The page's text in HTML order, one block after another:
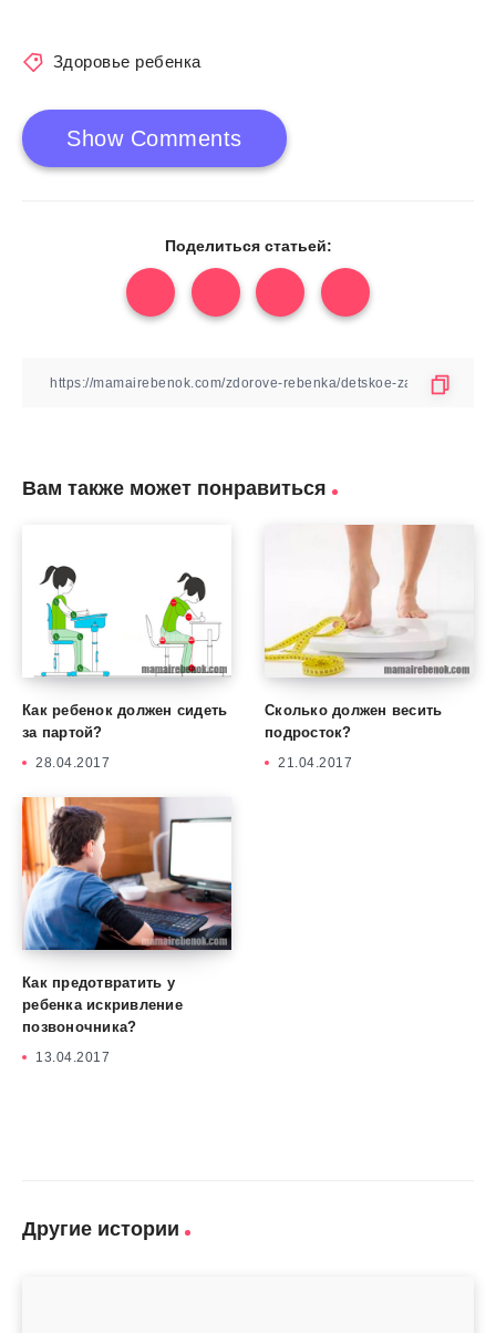
Здоровье ребенка
Show Comments
Поделиться статьей:
Вам также может понравиться
Как ребенок должен сидеть
за партой?
28.04.2017
Сколько должен весить
подросток?
21.04.2017
Как предотвратить у
ребенка искривление
позвоночника?
13.04.2017
Другие истории